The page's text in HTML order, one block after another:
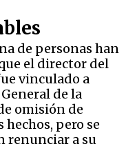
de personas han
el director del
vinculado a
de la
omisión de
pero se
renunciar a su